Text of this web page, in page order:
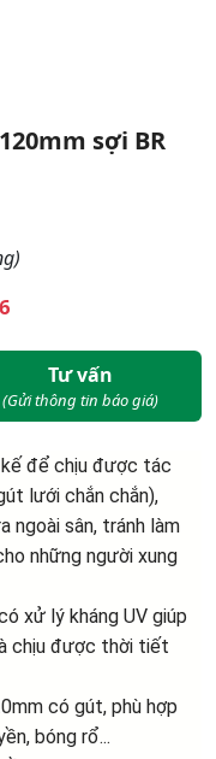
sợi BR
Tư vấn
(Gửi thông tin báo giá)
để chịu được tác
lưới chắn chắn),
ngoài sân, tránh làm
những người xung
xử lý kháng UV giúp
chịu được thời tiết
có gút, phù hợp
bóng rổ...